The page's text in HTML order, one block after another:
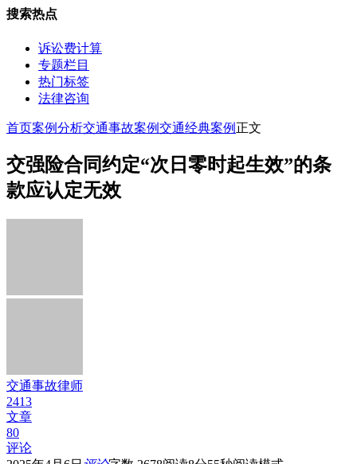
搜索热点
诉讼费计算
专题栏目
热门标签
法律咨询
首页案例分析交通事故案例交通经典案例 正文
交强险合同约定“次日零时起生效”的条
款应认定无效
交通事故律师
2413
文章
80
评论